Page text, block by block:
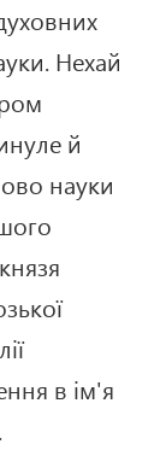
Нехай
й
науки
в ім'я